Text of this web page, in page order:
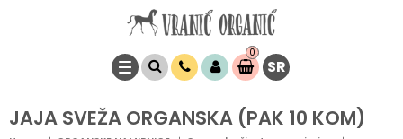
0
Stavke
0,00SR
JAJA SVEŽA ORGANSKA (PAK 10 KOM)